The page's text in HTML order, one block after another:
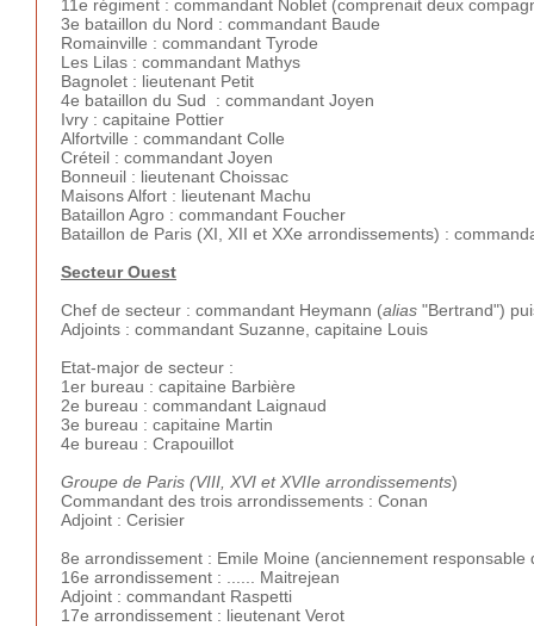
11e régiment : commandant Noblet (comprenait deux
3e bataillon du Nord : commandant Baude
Romainville : commandant Tyrode
Les Lilas : commandant Mathys
Bagnolet : lieutenant Petit
4e bataillon du Sud : commandant Joyen
Ivry : capitaine Pottier
Alfortville : commandant Colle
Créteil : commandant Joyen
Bonneuil : lieutenant Choissac
Maisons Alfort : lieutenant Machu
Bataillon Agro : commandant Foucher
Bataillon de Paris (XI, XII et XXe arrondissements) :
Secteur Ouest
Chef de secteur : commandant Heymann (alias "Bertrand")
Adjoints : commandant Suzanne, capitaine Louis
Etat-major de secteur :
1er bureau : capitaine Barbière
2e bureau : commandant Laignaud
3e bureau : capitaine Martin
4e bureau : Crapouillot
Groupe de Paris (VIII, XVI et XVIIe arrondissements)
Commandant des trois arrondissements : Conan
Adjoint : Cerisier
8e arrondissement : Emile Moine (anciennement
16e arrondissement : ...... Maitrejean
Adjoint : commandant Raspetti
17e arrondissement : lieutenant Verot